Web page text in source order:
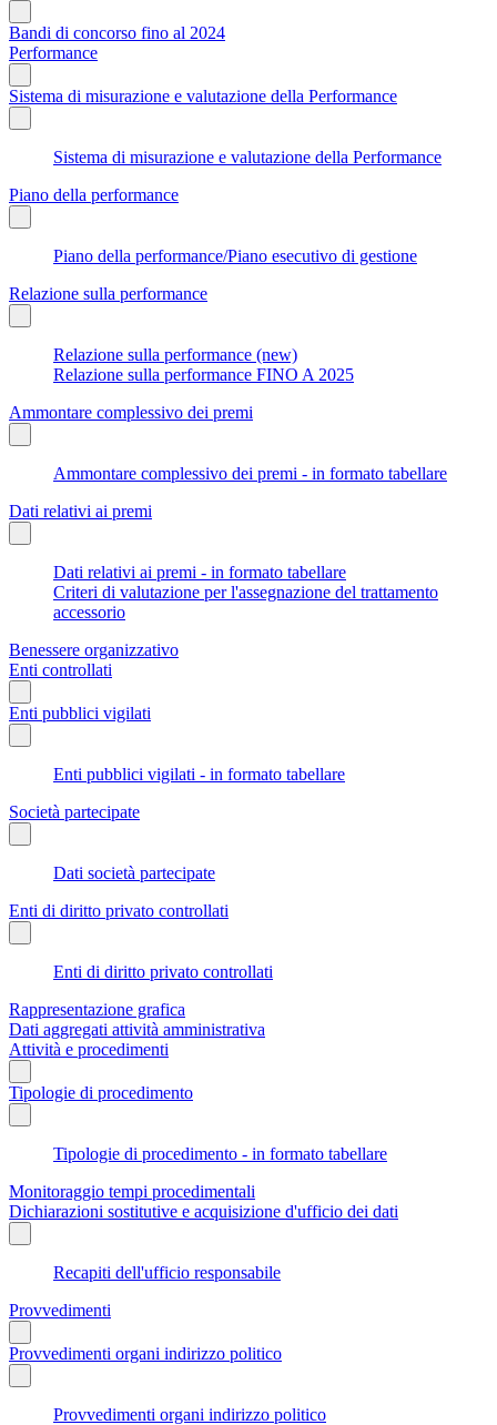
Bandi di concorso fino al 2024
Performance
Sistema di misurazione e valutazione della Performance
Sistema di misurazione e valutazione della Performance
Piano della performance
Piano della performance/Piano esecutivo di gestione
Relazione sulla performance
Relazione sulla performance (new)
Relazione sulla performance FINO A 2025
Ammontare complessivo dei premi
Ammontare complessivo dei premi - in formato tabellare
Dati relativi ai premi
Dati relativi ai premi - in formato tabellare
Criteri di valutazione per l'assegnazione del trattamento
accessorio
Benessere organizzativo
Enti controllati
Enti pubblici vigilati
Enti pubblici vigilati - in formato tabellare
Società partecipate
Dati società partecipate
Enti di diritto privato controllati
Enti di diritto privato controllati
Rappresentazione grafica
Dati aggregati attività amministrativa
Attività e procedimenti
Tipologie di procedimento
Tipologie di procedimento - in formato tabellare
Monitoraggio tempi procedimentali
Dichiarazioni sostitutive e acquisizione d'ufficio dei dati
Recapiti dell'ufficio responsabile
Provvedimenti
Provvedimenti organi indirizzo politico
Provvedimenti organi indirizzo politico